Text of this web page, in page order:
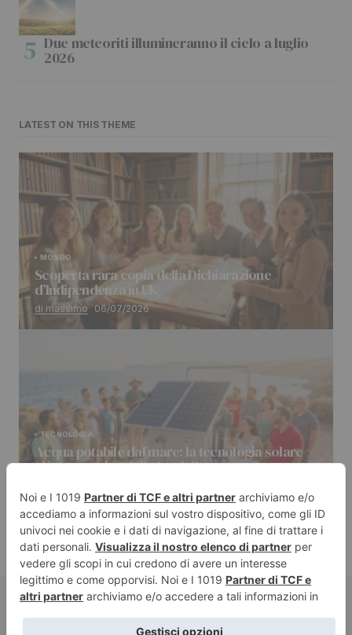
Due meteoriti illumineranno il cielo a luglio
2026
LATEST ON THIS THEME
MONDO
Scoperta rara copia della Dichiarazione
d’Indipendenza in UK
di massimo 06/07/2026
TECNOLOGIA
Acqua potabile dal mare: la tecnologia solare
più economica delle bottiglie